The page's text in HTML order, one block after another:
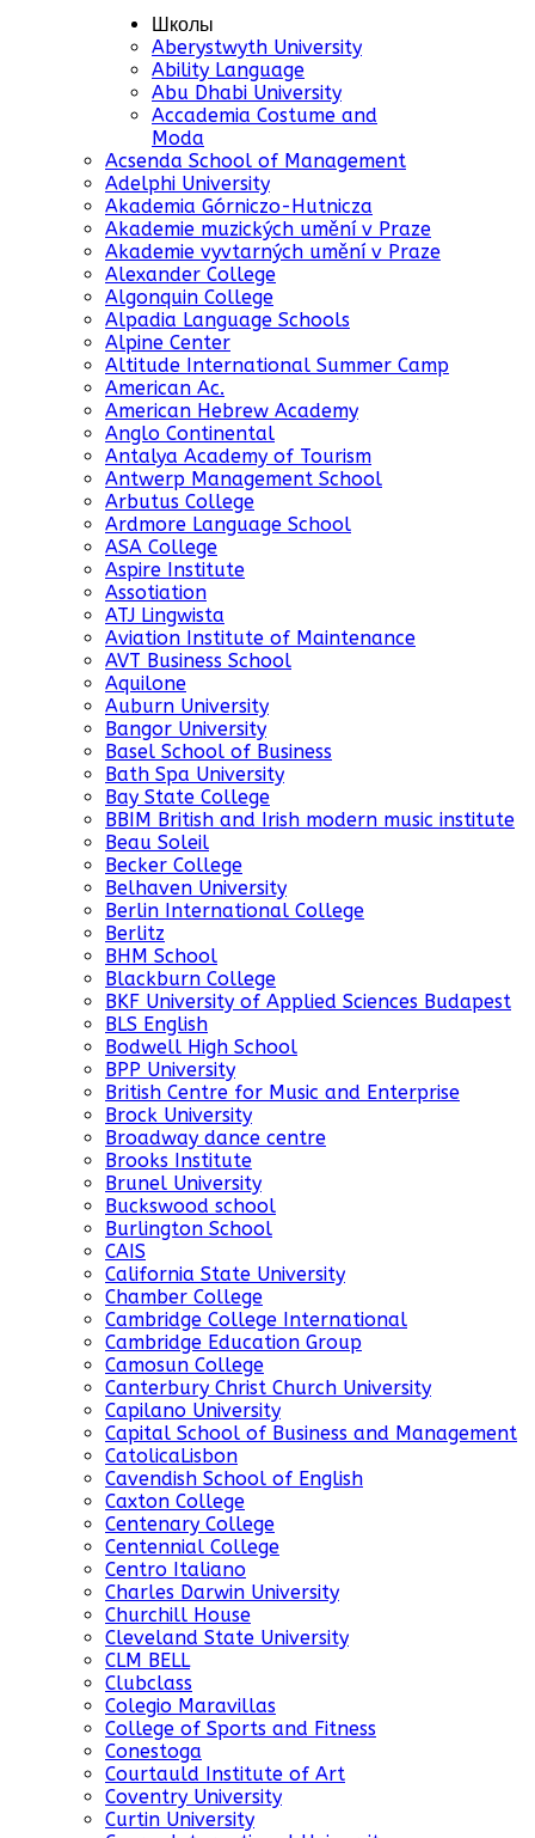
Школы
Aberystwyth University
Ability Language
Abu Dhabi University
Accademia Costume and
Moda
Acsenda School of Management
Adelphi University
Akademia Górniczo-Hutnicza
Akademie muzických umění v Praze
Akademie vyvtarných umění v Praze
Alexander College
Algonquin College
Alpadia Language Schools
Alpine Center
Altitude International Summer Camp
American Ac.
American Hebrew Academy
Anglo Continental
Antalya Academy of Tourism
Antwerp Management School
Arbutus College
Ardmore Language School
ASA College
Aspire Institute
Assotiation
ATJ Lingwista
Aviation Institute of Maintenance
AVT Business School
Aquilone
Auburn University
Bangor University
Basel School of Business
Bath Spa University
Bay State College
BBIM British and Irish modern music institute
Beau Soleil
Becker College
Belhaven University
Berlin International College
Berlitz
BHM School
Blackburn College
BKF University of Applied Sciences Budapest
BLS English
Bodwell High School
BPP University
British Centre for Music and Enterprise
Brock University
Broadway dance centre
Brooks Institute
Brunel University
Buckswood school
Burlington School
CAIS
California State University
Chamber College
Cambridge College International
Cambridge Education Group
Camosun College
Canterbury Christ Church University
Capilano University
Capital School of Business and Management
CatolicaLisbon
Cavendish School of English
Caxton College
Centenary College
Centennial College
Centro Italiano
Charles Darwin University
Churchill House
Cleveland State University
CLM BELL
Clubclass
Colegio Maravillas
College of Sports and Fitness
Conestoga
Courtauld Institute of Art
Coventry University
Curtin University